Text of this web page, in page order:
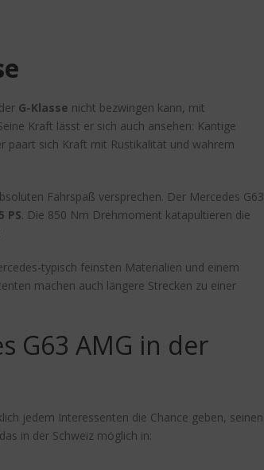
G-Klasse nicht bezwingen kann, mit
Kraft lässt er sich auch ansehen: Kantige
paart sich Kraft mit Rustikalität und wahrem
Fahrspaß versprechen. Der Mercedes G63
PS. Die 850 Nm Drehmoment katapultieren die
typisch feinsten Materialien und einem
machen auch längere Strecken zu einer
G63 AMG in der
jedem Interessenten die Chance geben, seinen
in der Schweiz möglich in: